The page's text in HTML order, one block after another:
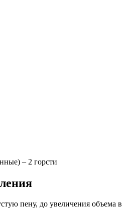
– 2 горсти
пену, до увеличения объема в